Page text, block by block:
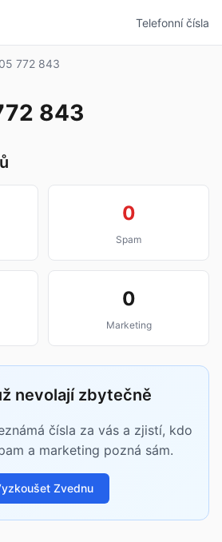
Telefonní čísla
772 843
843
0
Spam
0
Marketing
nevolají zbytečně
čísla za vás a zjistí, kdo
a marketing pozná sám.
Zvednu